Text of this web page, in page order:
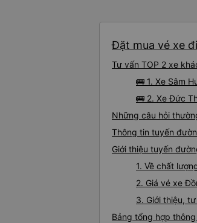
Đặt mua vé xe
Tư vấn TOP 2 xe
🚌 1. Xe Sâm
🚌 2. Xe Đức
Những câu hỏi
Thông tin tuyến
Giới thiệu tuyến
1. Về chất
2. Giá vé xe
3. Giới thiệu,
Bảng tổng hợp